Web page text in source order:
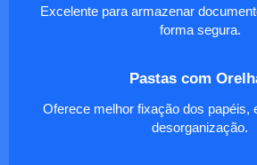
Excelente para armazenar
forma segura.
Pastas com
Oferece melhor fixação dos papéis,
desorganização.